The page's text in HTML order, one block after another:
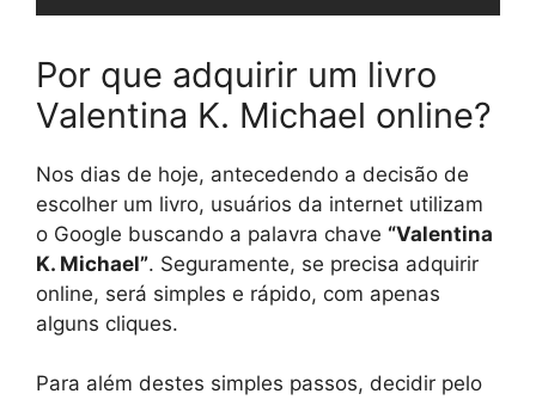
Por que adquirir um livro
Valentina K. Michael online?
Nos dias de hoje, antecedendo a decisão de
escolher um livro, usuários da internet utilizam
o Google buscando a palavra chave “Valentina
K. Michael”. Seguramente, se precisa adquirir
online, será simples e rápido, com apenas
alguns cliques.
Para além destes simples passos, decidir pelo